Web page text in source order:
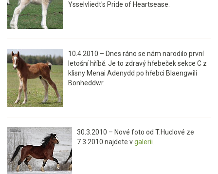
Ysselvliedt's Pride of Heartsease.
10.4.2010 – Dnes ráno se nám narodilo první
letošní hříbě. Je to zdravý hřebeček sekce C z
klisny Menai Adenydd po hřebci Blaengwili
Bonheddwr.
30.3.2010 – Nové foto od T.Huclové ze
7.3.2010 najdete vgalerii